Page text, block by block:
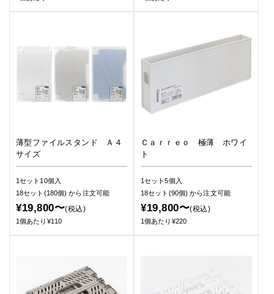
薄型ファイルスタンド Ａ４
サイズ
1セット10個入
18セット(180個)から注文可能
¥19,800〜(税込)
1個あたり¥110
Ｃａｒｒｅｏ 極薄 ホワイ
ト
1セット5個入
18セット(90個)から注文可能
¥19,800〜(税込)
1個あたり¥220